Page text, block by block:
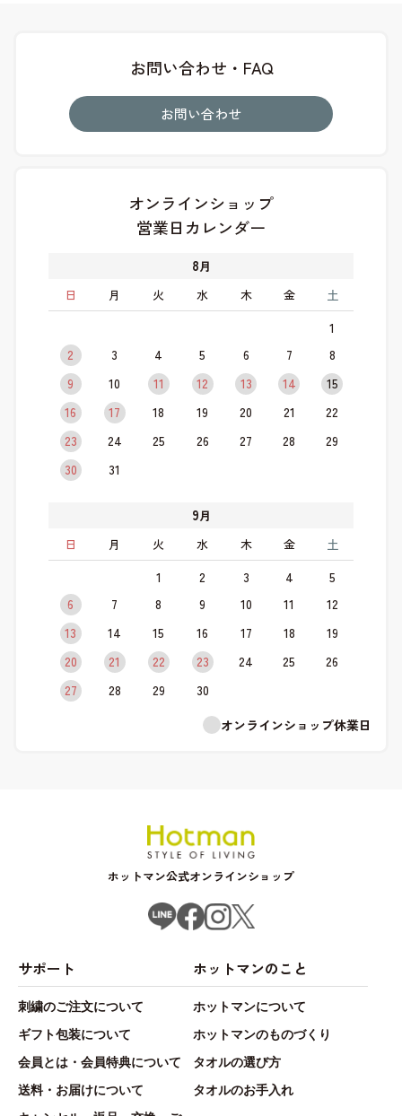
お問い合わせ・FAQ
お問い合わせ
オンラインショップ
営業日カレンダー
8月
日
月 火 水 木 金 土
1
2
3 4 5 6 7
8
9
10 11 12 13 14
15
16
17 18 19 20 21
22
23
24 25 26 27 28
29
30
31
9月
日
月 火 水 木 金 土
1 2 3 4
5
6
7 8 9 10 11
12
13
14 15 16 17 18
19
20
21 22 23 24 25
26
27
28 29
30
オンラインショップ休業日
ホットマン公式オンラインショップ
サポート
刺繍のご注文について
ギフト包装について
会員とは・会員特典について
送料・お届けについて
ホットマンのこと
ホットマンについて
ホットマンのものづくり
タオルの選び方
タオルのお手入れ